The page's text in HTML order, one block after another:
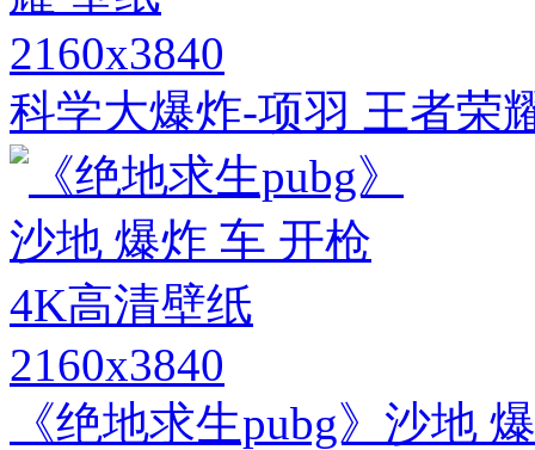
2160x3840
科学大爆炸-项羽 王者荣
2160x3840
《绝地求生pubg》沙地